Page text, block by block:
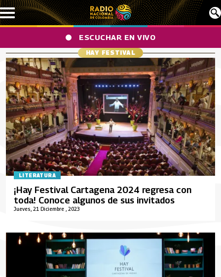
Pasar al contenido principal
ESCUCHAR EN VIVO
HAY FESTIVAL
LITERATURA
Jueves, 21 Diciembre , 2023
¡Hay Festival Cartagena 2024 regresa con
toda! Conoce algunos de sus invitados